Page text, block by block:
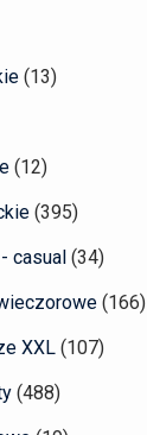
(13)
(12)
(395)
casual (34)
(166)
XXL (107)
(488)